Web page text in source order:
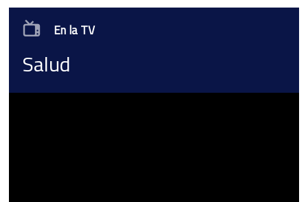
En la TV
Salud